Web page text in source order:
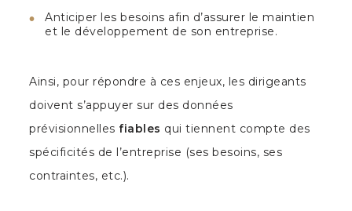
Anticiper les besoins afin d’assurer le maintien
et le développement de son entreprise.
Ainsi, pour répondre à ces enjeux, les dirigeants
doivent s’appuyer sur des données
prévisionnelles fiables qui tiennent compte des
spécificités de l’entreprise (ses besoins, ses
contraintes, etc.).